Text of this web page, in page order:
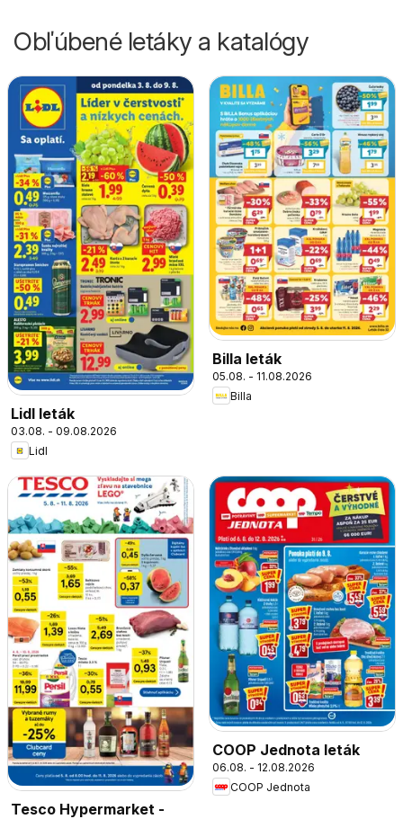
Obľúbené letáky a katalógy
Lidl leták
03.08. - 09.08.2026
Lidl
Billa leták
05.08. - 11.08.2026
Billa
Tesco Hypermarket -
COOP Jednota leták
06.08. - 12.08.2026
COOP Jednota